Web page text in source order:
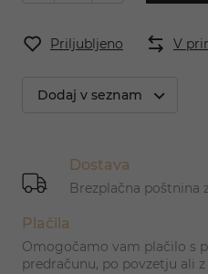
Priljubljeno V
Dodaj v seznam
Dostava
Brezplačna poštnina
Plačila
Omogočamo vam plačilo s
predračunu, po povzetju ali z